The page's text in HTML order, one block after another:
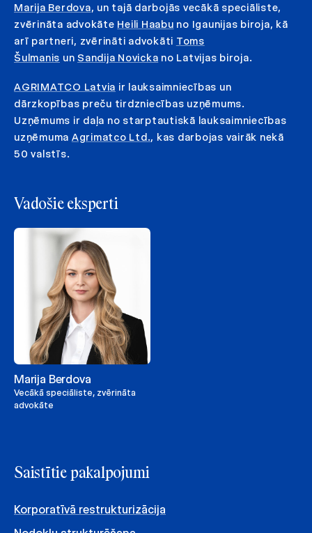
Marija Berdova, un tajā darbojās vecākā speciāliste,
zvērināta advokāte Heili Haabu no Igaunijas biroja, kā
arī partneri, zvērināti advokāti Toms
Šulmanis un Sandija Novicka no Latvijas biroja.
AGRIMATCO Latvia ir lauksaimniecības un
dārzkopības preču tirdzniecības uzņēmums.
Uzņēmums ir daļa no starptautiskā lauksaimniecības
uzņēmuma Agrimatco Ltd., kas darbojas vairāk nekā
50 valstīs.
Vadošie eksperti
Marija Berdova
Vecākā speciāliste, zvērināta
advokāte
Saistītie pakalpojumi
Korporatīvā restrukturizācija